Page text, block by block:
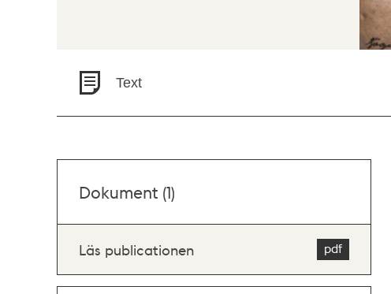
Text
Dokument (1)
Läs publicationen